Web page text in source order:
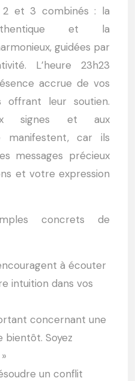
2 et 3 combinés : la
et la
guidées par
L’heure 23h23
accrue de vos
offrant leur soutien.
signes et aux
manifestent, car ils
messages précieux
et votre expression
concrets de
à écouter
intuition dans vos
concernant une
bientôt. Soyez
un conflit